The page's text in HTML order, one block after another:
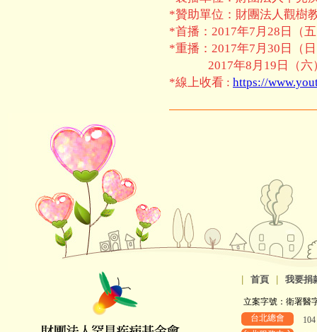
*贊助單位：財團法人觀樹
*首播：2017年7月28日（
*重播：2017年7月30日（
2017年8月19日（六）
*線上收看 : https://
首頁 我要捐
立案字號：衛署醫
台北總會